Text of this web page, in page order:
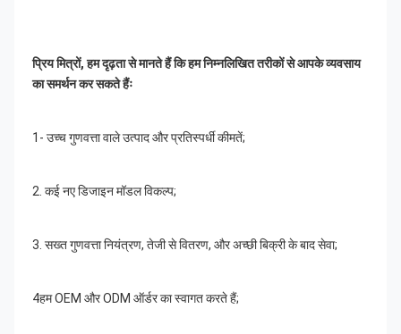
प्रिय मित्रों, हम दृढ़ता से मानते हैं कि हम निम्नलिखित तरीकों से आपके व्यवसाय
का समर्थन कर सकते हैंः
1- उच्च गुणवत्ता वाले उत्पाद और प्रतिस्पर्धी कीमतें;
2. कई नए डिजाइन मॉडल विकल्प;
3. सख्त गुणवत्ता नियंत्रण, तेजी से वितरण, और अच्छी बिक्री के बाद सेवा;
4हम OEM और ODM ऑर्डर का स्वागत करते हैं;